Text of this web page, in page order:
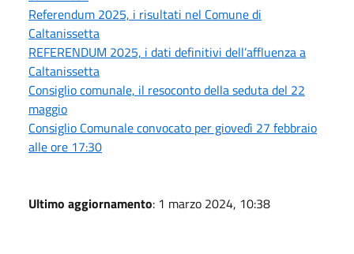
Referendum 2025, i risultati nel Comune di
Caltanissetta
REFERENDUM 2025, i dati definitivi dell’affluenza a
Caltanissetta
Consiglio comunale, il resoconto della seduta del 22
maggio
Consiglio Comunale convocato per giovedì 27 febbraio
alle ore 17:30
Ultimo aggiornamento: 1 marzo 2024, 10:38